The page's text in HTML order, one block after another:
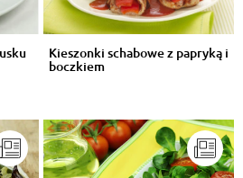
Kieszonki schabowe z papryką i
boczkiem